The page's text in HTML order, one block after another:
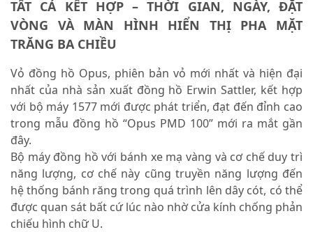
TẤT CẢ KẾT HỢP – THỜI GIAN, NGÀY, ĐẶT
VÒNG VÀ MÀN HÌNH HIỂN THỊ PHA MẶT
TRĂNG BA CHIỀU
Vỏ đồng hồ Opus, phiên bản vỏ mới nhất và hiện đại
nhất của nhà sản xuất đồng hồ Erwin Sattler, kết hợp
với bộ máy 1577 mới được phát triển, đạt đến đỉnh cao
trong mẫu đồng hồ “Opus PMD 100” mới ra mắt gần
đây.
Bộ máy đồng hồ với bánh xe mạ vàng và cơ chế duy trì
năng lượng, cơ chế này cũng truyền năng lượng đến
hệ thống bánh răng trong quá trình lên dây cót, có thể
được quan sát bất cứ lúc nào nhờ cửa kính chống phản
chiếu hình chữ U.